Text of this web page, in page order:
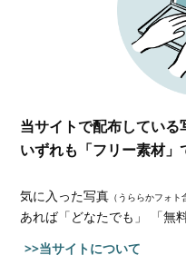
当サイトで配布している
いずれも「フリー素材」
気に入った写真 （うららかフォト
あれば「どなたでも」 「無
>>当サイトについて